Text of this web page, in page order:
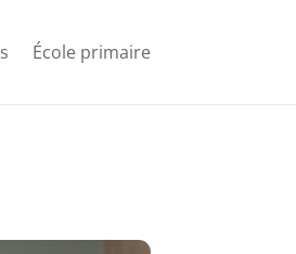
École primaire